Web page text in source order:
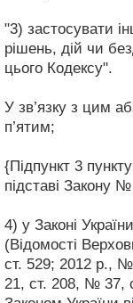
"3) застосувати
рішень, дій чи
цього Кодексу".
У зв’язку з цим
п’ятим;
{Підпункт 3
підставі Закону
4) у Законі
(Відомості
ст. 529; 2012 р.,
21, ст. 208, № 37,